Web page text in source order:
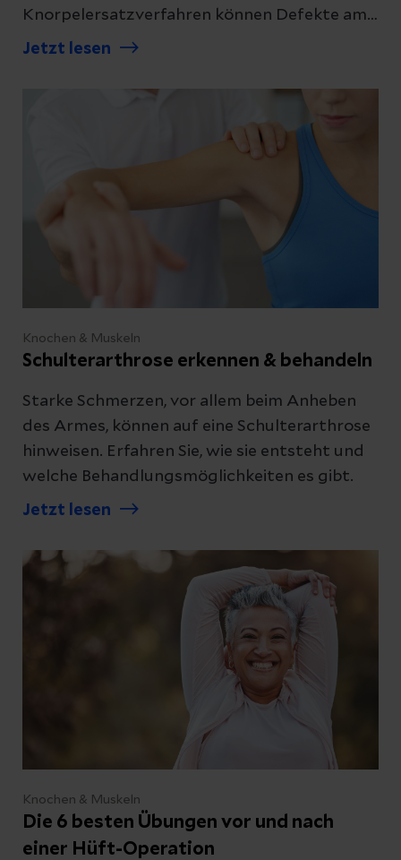
Knorpelersatzverfahren können Defekte am
Knorpel behoben werden. Erfahren Sie, was
Jetzt lesen
Knochen & Muskeln
Schulterarthrose erkennen & behandeln
Starke Schmerzen, vor allem beim Anheben
des Armes, können auf eine Schulterarthrose
hinweisen. Erfahren Sie, wie sie entsteht und
welche Behandlungsmöglichkeiten es gibt.
Jetzt lesen
Knochen & Muskeln
Die 6 besten Übungen vor und nach
einer Hüft-Operation